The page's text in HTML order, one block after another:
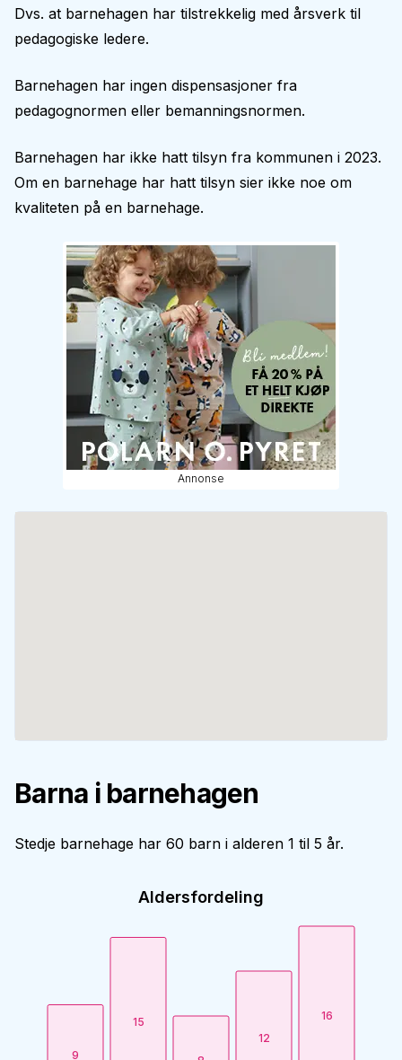
Dvs. at barnehagen har tilstrekkelig med årsverk til
pedagogiske ledere.
Barnehagen har ingen dispensasjoner fra
pedagognormen eller bemanningsnormen.
Barnehagen har ikke hatt tilsyn fra kommunen i 2023.
Om en barnehage har hatt tilsyn sier ikke noe om
kvaliteten på en barnehage.
Annonse
Barna i barnehagen
Stedje barnehage har 60 barn i alderen 1 til 5 år.
Aldersfordeling
9
15
12
16